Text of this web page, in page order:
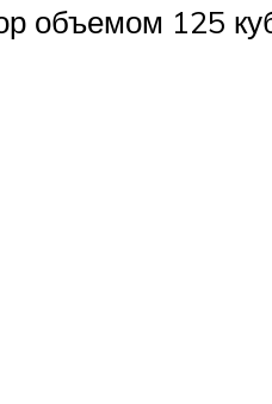
объемом 125